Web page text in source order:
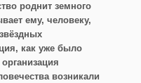
роднит земного
ему, человеку,
здных
как уже было
изация
возникали